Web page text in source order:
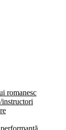
romanesc